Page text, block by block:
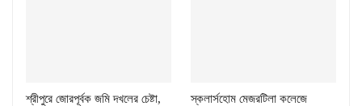
শ্রীপুরে জোরপূর্বক জমি দখলের চেষ্টা,
স্কলার্সহোম মেজরটিলা কলেজে